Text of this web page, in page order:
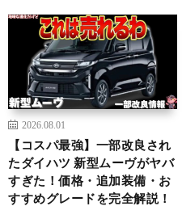
2026.08.01
【コスパ最強】一部改良され
たダイハツ 新型ムーヴがヤバ
すぎた！価格・追加装備・お
すすめグレードを完全解説！